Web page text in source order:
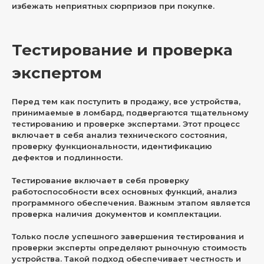
избежать неприятных сюрпризов при покупке.
Тестирование и проверка
экспертом
Перед тем как поступить в продажу, все устройства,
принимаемые в ломбард, подвергаются тщательному
тестированию и проверке экспертами. Этот процесс
включает в себя анализ технического состояния,
проверку функциональности, идентификацию
дефектов и подлинности.
Тестирование включает в себя проверку
работоспособности всех основных функций, анализ
программного обеспечения. Важным этапом является
проверка наличия документов и комплектации.
Только после успешного завершения тестирования и
проверки эксперты определяют рыночную стоимость
устройства. Такой подход обеспечивает честность и